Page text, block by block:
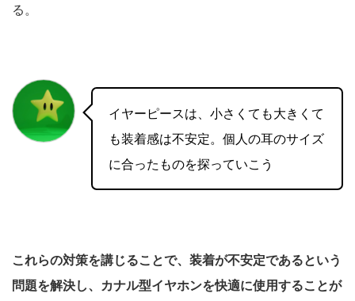
る。
イヤーピースは、小さくても大きくて
も装着感は不安定。個人の耳のサイズ
に合ったものを探っていこう
これらの対策を講じることで、装着が不安定であるという
問題を解決し、カナル型イヤホンを快適に使用することが